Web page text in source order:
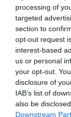
processing of
targeted
section to
opt-out request
interest-based
us or personal
your opt-out.
disclosure of
IAB’s list of
also be
Downstream
«φέτος θα
αλλιώς»